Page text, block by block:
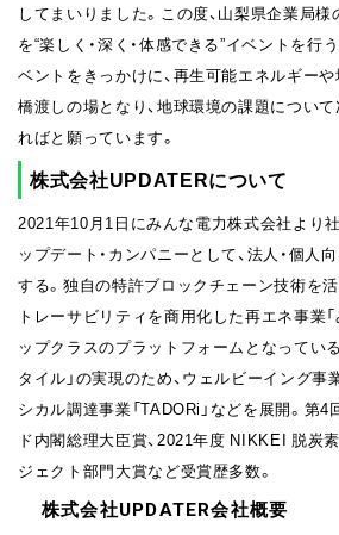
してまいりました。この度、山梨県企業局
を“楽しく・深く・体感できる”イベントを行
ベントをきっかけに、再生可能エネルギー
橋渡しの場となり、地球環境の課題につい
ればと願っています。
株式会社UPDATERについて
2021年10月1日にみんな電力株式会社より
ップデート・カンパニーとして、法人・個人
する。独自の特許ブロックチェーン技術を
トレーサビリティを商用化した再エネ事業「
ップクラスのプラットフォームとなってい
タイル」の実現のため、ウェルビーイング事
シカル調達事業「TADORi」などを展開。第
ド内閣総理大臣賞、2021年度 NIKKEI 脱炭
ジェクト部門大賞など受賞歴多数。
株式会社UPDATER会社概要